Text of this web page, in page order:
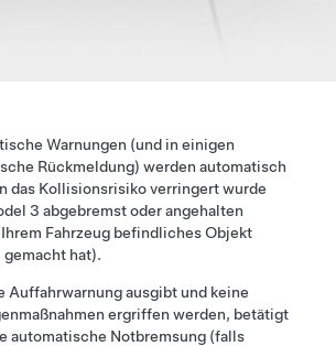
Warnungen (und in einigen
Rückmeldung) werden automatisch
das Kollisionsrisiko verringert wurde
3 abgebremst oder angehalten
Fahrzeug befindliches Objekt
gemacht hat).
Auffahrwarnung ausgibt und keine
ergriffen werden, betätigt
automatische Notbremsung (falls